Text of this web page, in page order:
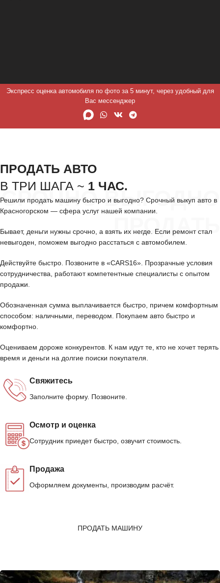
Экспресс оценка автомобиля по фото за 5 минут, через удобный для
Вас мессенджер
СРОЧНО ВЫГОДНО
ПРОДАТЬ
ПРОДАТЬ АВТО
В ТРИ ШАГА ~ 1 ЧАС.
Решили продать машину быстро и выгодно? Срочный выкуп авто в
Красногорском — сфера услуг нашей компании.
Бывает, деньги нужны срочно, а взять их негде. Если ремонт стал
невыгоден, поможем выгодно расстаться с автомобилем.
Действуйте быстро. Позвоните в «CARS16». Прозрачные условия
сотрудничества, работают компетентные специалисты с опытом
продажи.
Обозначенная сумма выплачивается быстро, причем комфортным
способом: наличными, переводом. Покупаем авто быстро и
комфортно.
Оцениваем дороже конкурентов. К нам идут те, кто не хочет терять
время и деньги на долгие поиски покупателя.
Свяжитесь
Заполните форму. Позвоните.
Осмотр и оценка
Сотрудник приедет быстро, озвучит стоимость.
Продажа
Оформляем документы, производим расчёт.
ПРОДАТЬ МАШИНУ